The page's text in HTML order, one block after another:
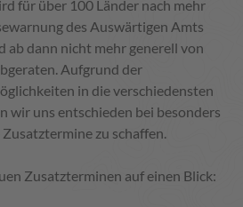
für über 100 Länder nach mehr
des Auswärtigen Amts
ab dann nicht mehr generell von
Aufgrund der
in die verschiedensten
wir uns entschieden bei besonders
zu schaffen.
Zusatzterminen auf einen Blick: